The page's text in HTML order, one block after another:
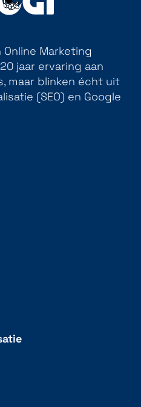
Online Marketing
jaar ervaring aan
maar blinken écht uit
(SEO) en Google